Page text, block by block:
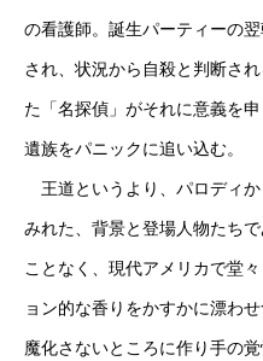
の看護師。誕生パーティーの
され、状況から自殺と判断さ
た「名探偵」がそれに意義を
遺族をパニックに追い込む。
王道というより、パロディ
みれた、背景と登場人物たち
ことなく、現代アメリカで堂
ョン的な香りをかすかに漂わ
魔化さないところに作り手の覚